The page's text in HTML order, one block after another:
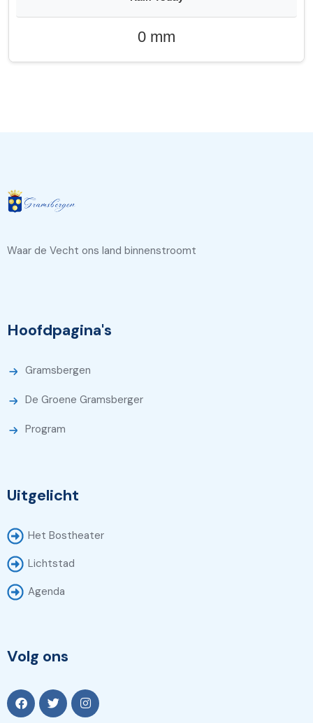
0 mm
Waar de Vecht ons land binnenstroomt
Hoofdpagina's
Gramsbergen
De Groene Gramsberger
Program
Uitgelicht
Het Bostheater
Lichtstad
Agenda
Volg ons